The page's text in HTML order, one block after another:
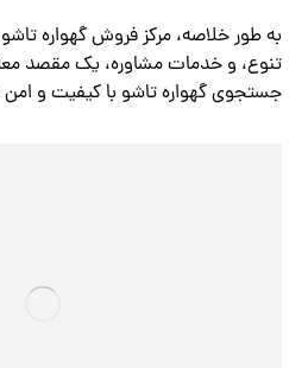
به طور خلاصه، مرکز فروش گهواره تاشو
تنوع، و خدمات مشاوره، یک مقصد
جستجوی گهواره تاشو با کیفیت و